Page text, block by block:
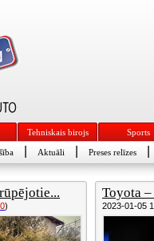
Tehniskais birojs Sports
Aktuāli Preses relīzes
0)
Toyota
2023-01-05